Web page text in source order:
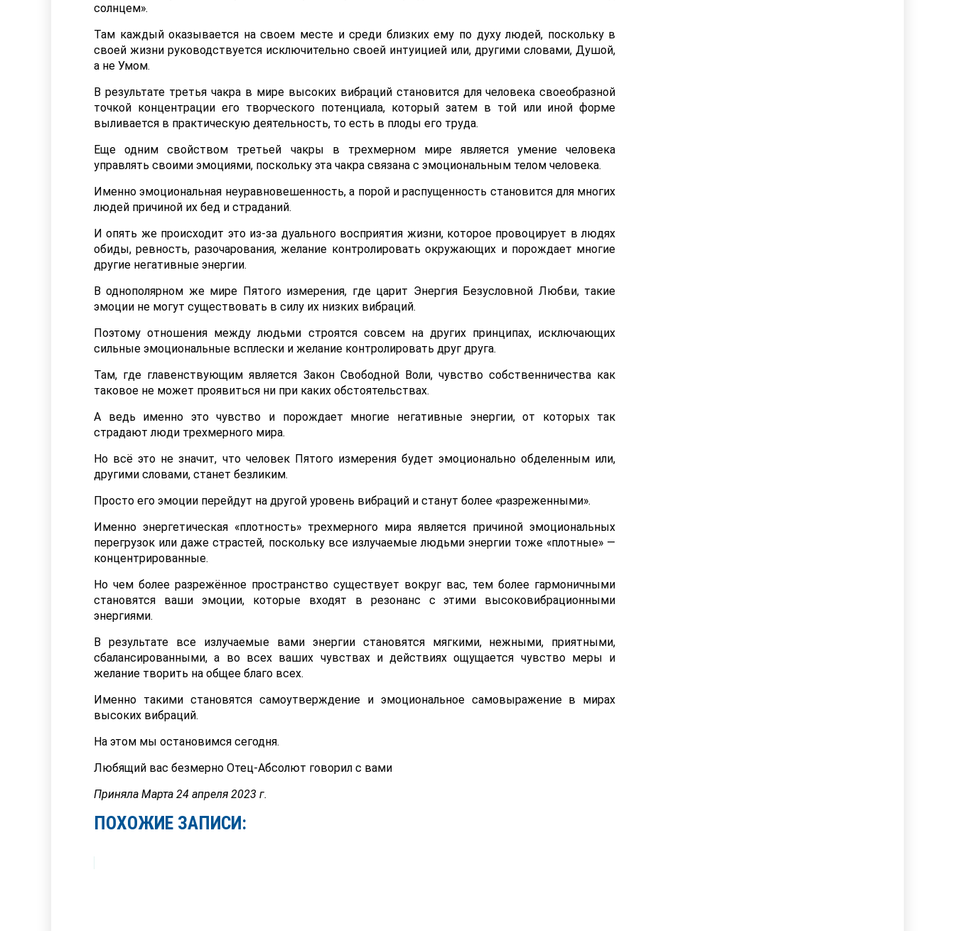
солнцем».
Там каждый оказывается на своем месте и среди близких ему по духу людей, поскольку в
своей жизни руководствуется исключительно своей интуицией или, другими словами, Душой,
а не Умом.
В результате третья чакра в мире высоких вибраций становится для человека своеобразной
точкой концентрации его творческого потенциала, который затем в той или иной форме
выливается в практическую деятельность, то есть в плоды его труда.
Еще одним свойством третьей чакры в трехмерном мире является умение человека
управлять своими эмоциями, поскольку эта чакра связана с эмоциональным телом человека.
Именно эмоциональная неуравновешенность, а порой и распущенность становится для многих
людей причиной их бед и страданий.
И опять же происходит это из-за дуального восприятия жизни, которое провоцирует в людях
обиды, ревность, разочарования, желание контролировать окружающих и порождает многие
другие негативные энергии.
В однополярном же мире Пятого измерения, где царит Энергия Безусловной Любви, такие
эмоции не могут существовать в силу их низких вибраций.
Поэтому отношения между людьми строятся совсем на других принципах, исключающих
сильные эмоциональные всплески и желание контролировать друг друга.
Там, где главенствующим является Закон Свободной Воли, чувство собственничества как
таковое не может проявиться ни при каких обстоятельствах.
А ведь именно это чувство и порождает многие негативные энергии, от которых так
страдают люди трехмерного мира.
Но всё это не значит, что человек Пятого измерения будет эмоционально обделенным или,
другими словами, станет безликим.
Просто его эмоции перейдут на другой уровень вибраций и станут более «разреженными».
Именно энергетическая «плотность» трехмерного мира является причиной эмоциональных
перегрузок или даже страстей, поскольку все излучаемые людьми энергии тоже «плотные» —
концентрированные.
Но чем более разрежённое пространство существует вокруг вас, тем более гармоничными
становятся ваши эмоции, которые входят в резонанс с этими высоковибрационными
энергиями.
В результате все излучаемые вами энергии становятся мягкими, нежными, приятными,
сбалансированными, а во всех ваших чувствах и действиях ощущается чувство меры и
желание творить на общее благо всех.
Именно такими становятся самоутверждение и эмоциональное самовыражение в мирах
высоких вибраций.
На этом мы остановимся сегодня.
Любящий вас безмерно Отец-Абсолют говорил с вами
Приняла Марта 24 апреля 2023 г.
ПОХОЖИЕ ЗАПИСИ: